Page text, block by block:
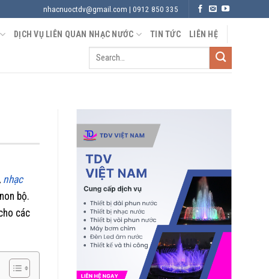
nhacnuoctdv@gmail.com | 0912 850 335
DỊCH VỤ LIÊN QUAN NHẠC NƯỚC TIN TỨC LIÊN HỆ
nhạc
bộ.
các